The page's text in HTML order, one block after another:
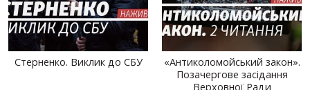
Стерненко. Виклик до СБУ
«Антиколомойський закон».
Позачергове засідання
Верховної Ради